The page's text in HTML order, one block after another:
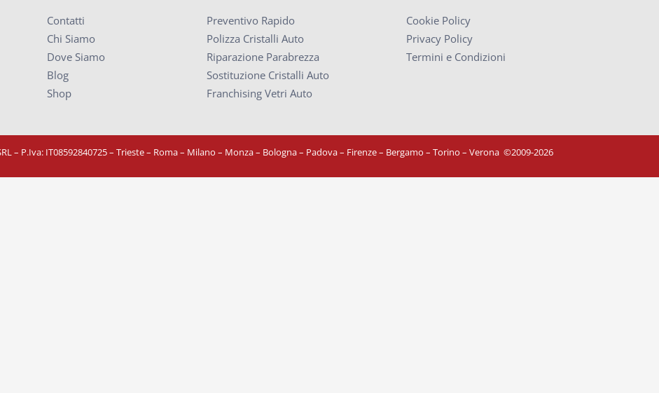
Contatti
Chi Siamo
Dove Siamo
Blog
Shop
Preventivo Rapido
Polizza Cristalli Auto
Riparazione Parabrezza
Sostituzione Cristalli Auto
Franchising Vetri Auto
Cookie Policy
Privacy Policy
Termini e Condizioni
– P.Iva: IT08592840725– Trieste – Roma – Milano – Monza – Bologna – Padova – Firenze – Bergamo – Torino – Verona ©2009-2026